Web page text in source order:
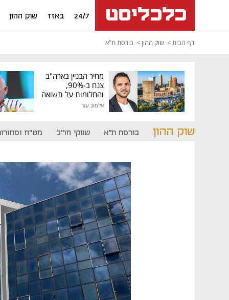
24/7 באזז שוק ההון
דף הבית שוק ההון בורסת ת"א
מחיר הבניין בארה"ב
צנח ב-90%,
והחלומות על תשואה
גבוהה התנפצו
אלמוג עזר
שוק ההון בורסת ת"א שווקי חו"ל מט"ח